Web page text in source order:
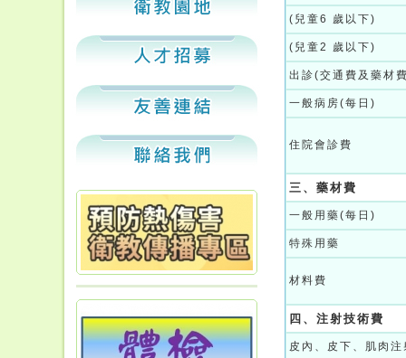
(兒童6 歲以下)
(兒童2 歲以下)
出診(交通費及藥材
一般病房(每日)
住院會診費
三、藥材費
一般用藥(每日)
特殊用藥
材料費
四、注射技術費
皮內、皮下、肌肉注